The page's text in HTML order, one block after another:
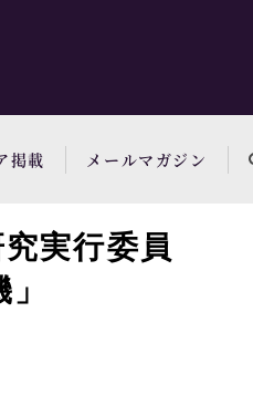
掲載 メールマガジン
実行委員